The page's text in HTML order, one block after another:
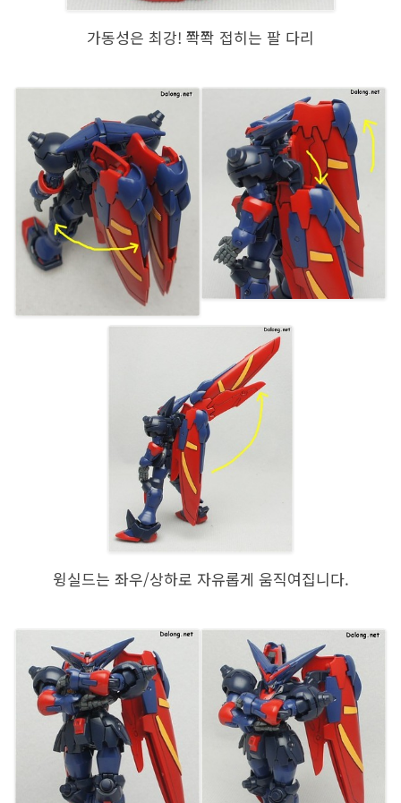
가동성은 최강! 쫙쫙 접히는 팔 다리
윙실드는 좌우/상하로 자유롭게 움직여집니다.